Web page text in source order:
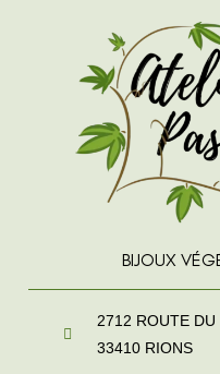
BIJOUX
2712 ROUTE DU
33410 RIONS